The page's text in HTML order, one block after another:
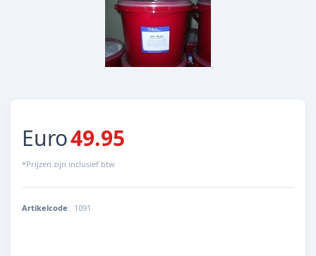
Euro49.95
*Prijzen zijn inclusief btw
Artikelcode: 1091